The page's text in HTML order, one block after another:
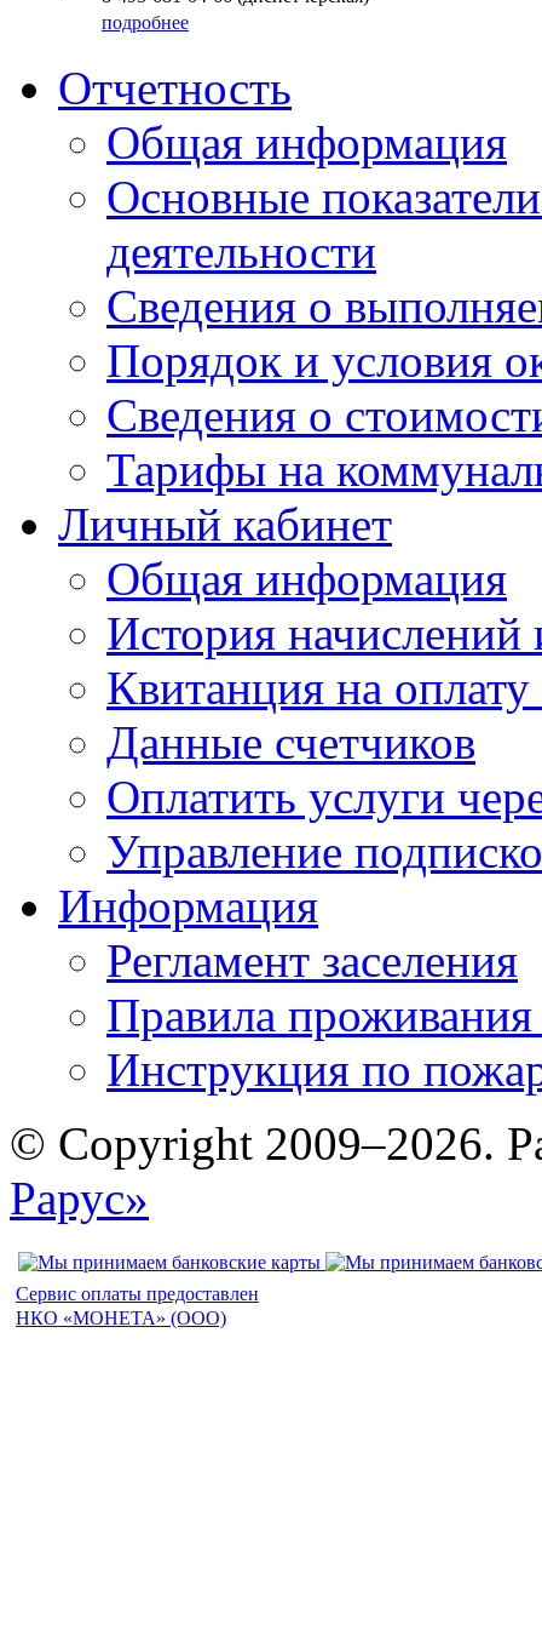
подробнее
Отчетность
Общая информация
Основные
деятельности
Сведения о
Порядок и условия
Сведения о
Тарифы на
Личный кабинет
Общая информация
История начислений
Квитанция на
Данные счетчиков
Оплатить услуги
Управление
Информация
Регламент заселения
Правила
Инструкция по
© Copyright 2009–2026.
Рарус»
Сервис оплаты предоставлен
НКО «МОНЕТА» (ООО)